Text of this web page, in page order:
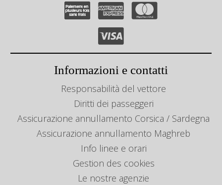
Informazioni e contatti
Responsabilità del vettore
Diritti dei passeggeri
Assicurazione annullamento Corsica / Sardegna
Assicurazione annullamento Maghreb
Info linee e orari
Gestion des cookies
Le nostre agenzie